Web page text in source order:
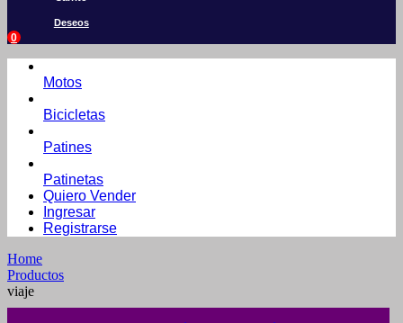
Deseos
0
Motos
Bicicletas
Patines
Patinetas
Quiero Vender
Ingresar
Registrarse
Home
Productos
viaje